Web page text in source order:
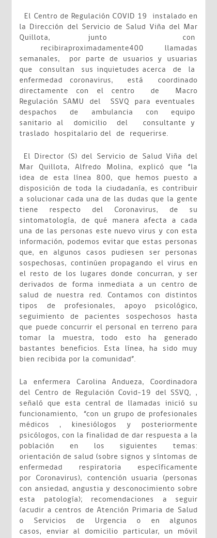
El Centro de Regulación COVID 19 instalado en
la Dirección del Servicio de Salud Viña del Mar
Quillota, junto con
recibiraproximadamente400 llamadas
semanales, por parte de usuarios y usuarias
que consultan sus inquietudes acerca de la
enfermedad coronavirus, está coordinado
directamente con el centro de Macro
Regulación SAMU del SSVQ para eventuales
despachos de ambulancia con equipo
sanitario al domicilio del consultante y
traslado hospitalario del de requerirse.
El Director (S) del Servicio de Salud Viña del
Mar Quillota, Alfredo Molina, explicó que “la
idea de esta línea 800, que hemos puesto a
disposición de toda la ciudadanía, es contribuir
a solucionar cada una de las dudas que la gente
tiene respecto del Coronavirus, de su
sintomatología, de qué manera afecta a cada
una de las personas este nuevo virus y con esta
información, podemos evitar que estas personas
que, en algunos casos pudiesen ser personas
sospechosas, continúen propagando el virus en
el resto de los lugares donde concurran, y ser
derivados de forma inmediata a un centro de
salud de nuestra red. Contamos con distintos
tipos de profesionales, apoyo psicológico,
seguimiento de pacientes sospechosos hasta
que puede concurrir el personal en terreno para
tomar la muestra, todo esto ha generado
bastantes beneficios. Esta línea, ha sido muy
bien recibida por la comunidad”.
La enfermera Carolina Andueza, Coordinadora
del Centro de Regulación Covid-19 del SSVQ, ,
señaló que esta central de llamadas inició su
funcionamiento, “con un grupo de profesionales
médicos , kinesiólogos y posteriormente
psicólogos, con la finalidad de dar respuesta a la
población en los siguientes temas:
orientación de salud (sobre signos y síntomas de
enfermedad respiratoria específicamente
por Coronavirus), contención usuaria (personas
con ansiedad, angustia y desconocimiento sobre
esta patología); recomendaciones a seguir
(acudir a centros de Atención Primaria de Salud
o Servicios de Urgencia o en algunos
casos, enviar al domicilio particular, un móvil